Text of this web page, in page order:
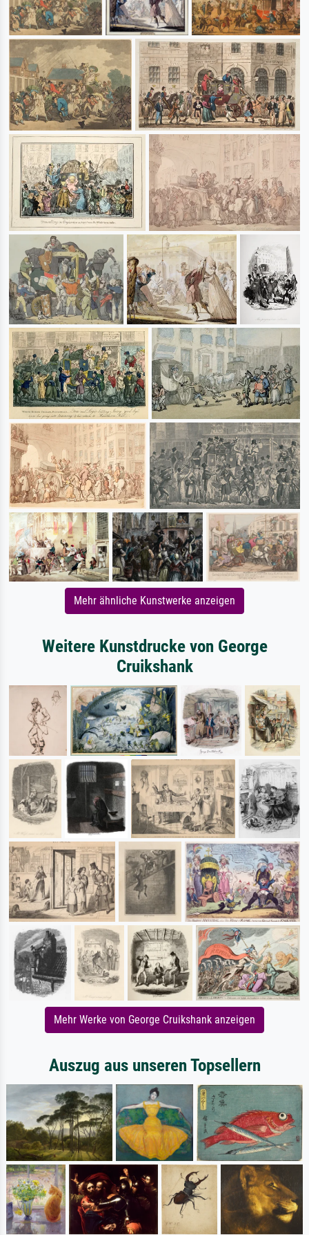
Mehr ähnliche Kunstwerke anzeigen
Weitere Kunstdrucke von George
Cruikshank
Mehr Werke von George Cruikshank anzeigen
Auszug aus unseren Topsellern